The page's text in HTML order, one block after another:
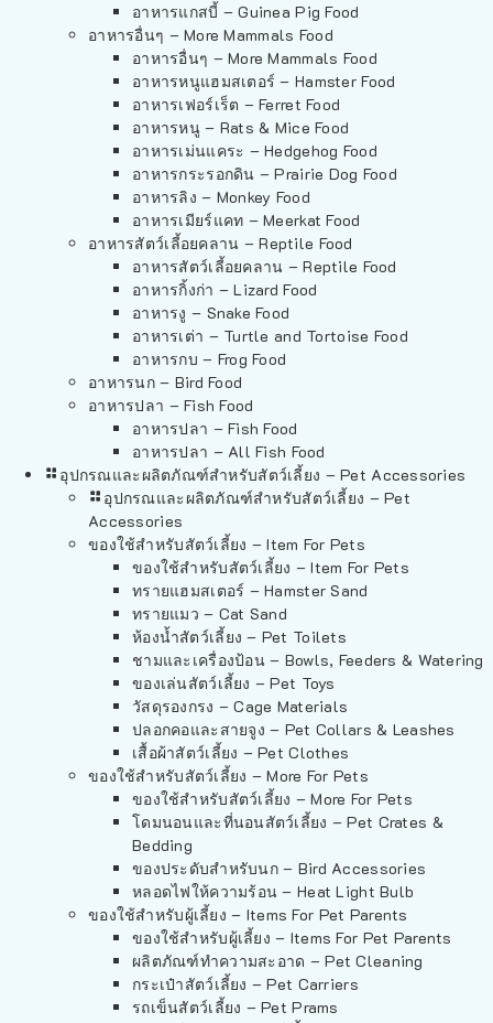
อาหารแกสบี้ – Guinea Pig Food
อาหารอื่นๆ – More Mammals Food
อาหารอื่นๆ – More Mammals Food
อาหารหนูแฮมสเตอร์ – Hamster Food
อาหารเฟอร์เร็ต – Ferret Food
อาหารหนู – Rats & Mice Food
อาหารเม่นแคระ – Hedgehog Food
อาหารกระรอกดิน – Prairie Dog Food
อาหารลิง – Monkey Food
อาหารเมียร์แคท – Meerkat Food
อาหารสัตว์เลี้อยคลาน – Reptile Food
อาหารสัตว์เลี้อยคลาน – Reptile Food
อาหารกิ้งก่า – Lizard Food
อาหารงู – Snake Food
อาหารเต่า – Turtle and Tortoise Food
อาหารกบ – Frog Food
อาหารนก – Bird Food
อาหารปลา – Fish Food
อาหารปลา – Fish Food
อาหารปลา – All Fish Food
อุปกรณและผลิตภัณฑ์สำหรับสัตว์เลี้ยง – Pet Accessories
อุปกรณและผลิตภัณฑ์สำหรับสัตว์เลี้ยง – Pet
Accessories
ของใช้สำหรับสัตว์เลี้ยง – Item For Pets
ของใช้สำหรับสัตว์เลี้ยง – Item For Pets
ทรายแฮมสเตอร์ – Hamster Sand
ทรายแมว – Cat Sand
ห้องน้ำสัตว์เลี้ยง – Pet Toilets
ชามและเครื่องป้อน – Bowls, Feeders & Watering
ของเล่นสัตว์เลี้ยง – Pet Toys
วัสดุรองกรง – Cage Materials
ปลอกคอและสายจูง – Pet Collars & Leashes
เสื้อผ้าสัตว์เลี้ยง – Pet Clothes
ของใช้สำหรับสัตว์เลี้ยง – More For Pets
ของใช้สำหรับสัตว์เลี้ยง – More For Pets
โดมนอนและที่นอนสัตว์เลี้ยง – Pet Crates &
Bedding
ของประดับสำหรับนก – Bird Accessories
หลอดไฟให้ความร้อน – Heat Light Bulb
ของใช้สำหรับผู้เลี้ยง – Items For Pet Parents
ของใช้สำหรับผู้เลี้ยง – Items For Pet Parents
ผลิตภัณฑ์ทำความสะอาด – Pet Cleaning
กระเป๋าสัตว์เลี้ยง – Pet Carriers
รถเข็นสัตว์เลี้ยง – Pet Prams